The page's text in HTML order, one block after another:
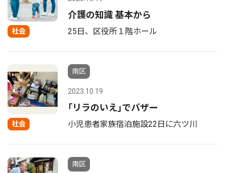
社会
介護の知識 基本から
25日、区役所１階ホール
社会
南区
2023.10.19
｢リラのいえ｣でバザー
小児患者家族宿泊施設22日に六ツ川
南区